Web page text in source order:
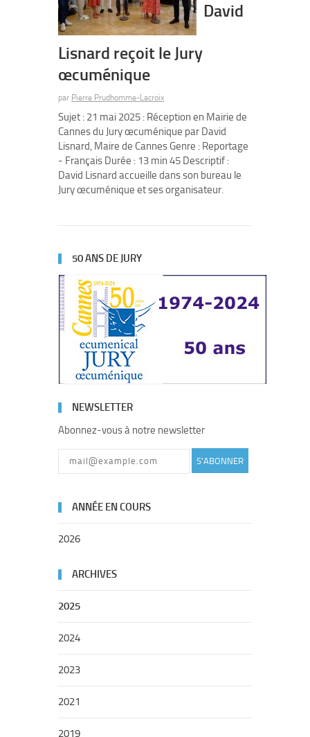
David
Lisnard reçoit le Jury
œcuménique
par Pierre Prudhomme-Lacroix
Sujet : 21 mai 2025 : Réception en Mairie de
Cannes du Jury œcuménique par David
Lisnard, Maire de Cannes Genre : Reportage
- Français Durée : 13 min 45 Descriptif :
David Lisnard accueille dans son bureau le
Jury œcuménique et ses organisateur.
50 ANS DE JURY
NEWSLETTER
Abonnez-vous à notre newsletter
S'ABONNER
ANNÉE EN COURS
2026
ARCHIVES
2025
2024
2023
2021
2019